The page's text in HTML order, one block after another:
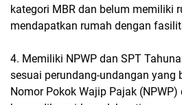
kategori MBR dan belum memiliki
mendapatkan rumah dengan
4. Memiliki NPWP dan SPT
sesuai perundang-undangan yang
Nomor Pokok Wajip Pajak